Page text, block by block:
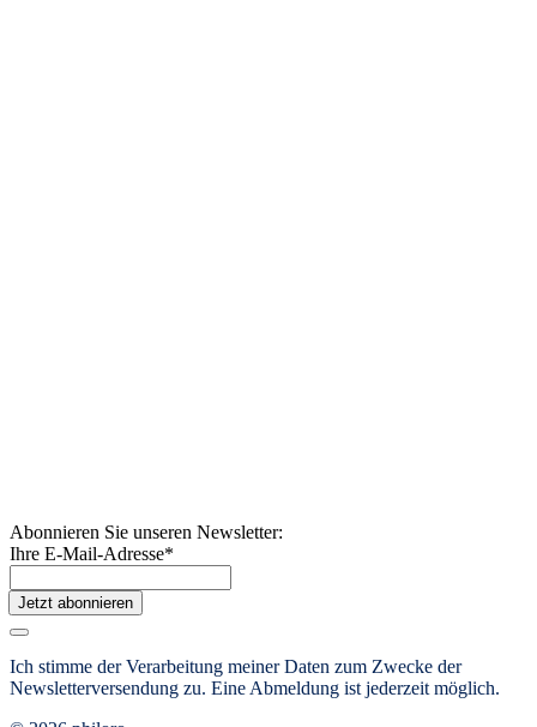
Abonnieren Sie unseren Newsletter:
Ihre E-Mail-Adresse*
Jetzt abonnieren
Ich stimme der Verarbeitung meiner Daten zum Zwecke der
Newsletterversendung zu. Eine Abmeldung ist jederzeit möglich.